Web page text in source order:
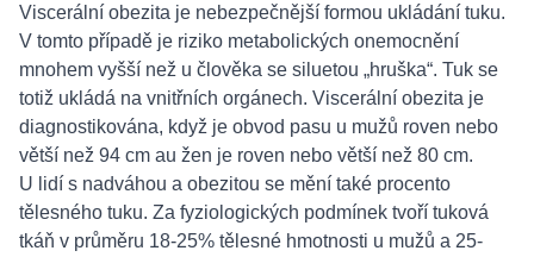
Viscerální obezita je nebezpečnější formou ukládání tuku.
V tomto případě je riziko metabolických onemocnění
mnohem vyšší než u člověka se siluetou „hruška“. Tuk se
totiž ukládá na vnitřních orgánech. Viscerální obezita je
diagnostikována, když je obvod pasu u mužů roven nebo
větší než 94 cm au žen je roven nebo větší než 80 cm.
U lidí s nadváhou a obezitou se mění také procento
tělesného tuku. Za fyziologických podmínek tvoří tuková
tkáň v průměru 18-25% tělesné hmotnosti u mužů a 25-